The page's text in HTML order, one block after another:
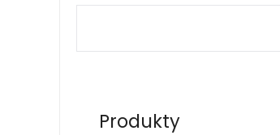
Produkty